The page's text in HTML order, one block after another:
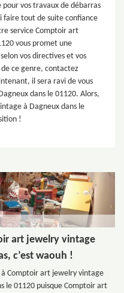
pour vos travaux de débarras
faire tout de suite confiance
service Comptoir art
vous promet une
vos directives et vos
de ce genre, contactez
il sera ravi de vous
dans le 01120. Alors,
à Dagneux dans le
!
art jewelry vintage
c’est waouh !
à Comptoir art jewelry vintage
le 01120 puisque Comptoir art